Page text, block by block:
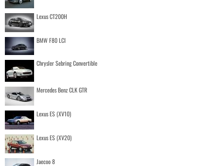
Lexus CT200H
BMW F80 LCI
Chrysler Sebring Convertible
Mercedes Benz CLK GTR
Lexus ES (XV10)
Lexus ES (XV20)
Jaecoo 8